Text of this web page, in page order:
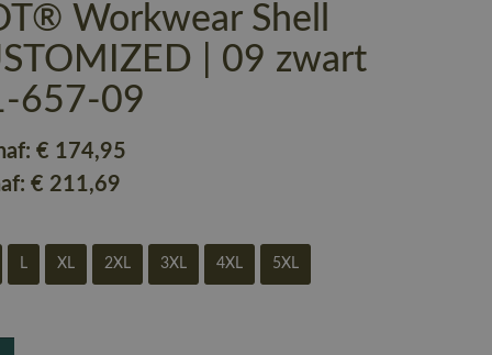
Workwear Shell
| 09 zwart
657-09
€ 174,95
€ 211,69
L XL 2XL 3XL 4XL 5XL